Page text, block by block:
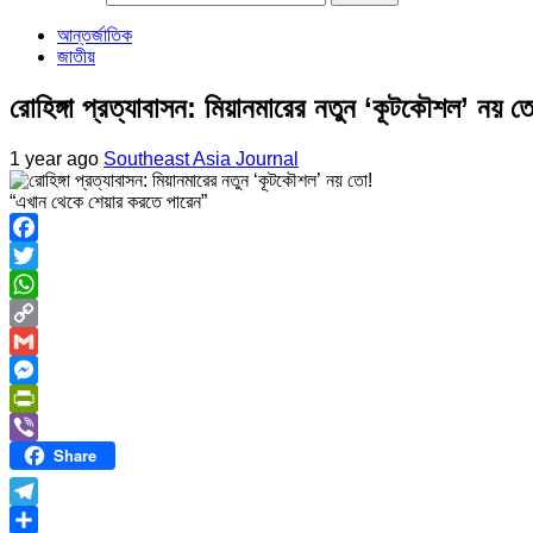
আন্তর্জাতিক
জাতীয়
রোহিঙ্গা প্রত্যাবাসন: মিয়ানমারের নতুন ‘কূটকৌশল’ নয়
1 year ago Southeast Asia Journal
“এখান থেকে শেয়ার করতে পারেন”
Facebook
Twitter
WhatsApp
Copy
Link
Gmail
Messenger
PrintFriendly
ViberShare
Telegram